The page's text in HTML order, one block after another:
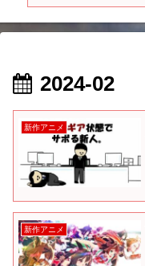
2024-02
新作アニメ
新作アニメ